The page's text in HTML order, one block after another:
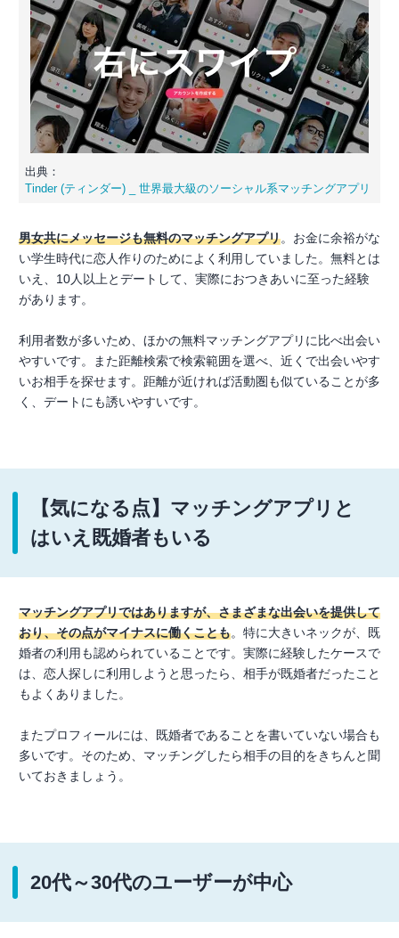
出典：
Tinder (ティンダー) _ 世界最大級のソーシャル系マッチングアプリ
男女共にメッセージも無料のマッチングアプリ。お金に余裕がな
い学生時代に恋人作りのためによく利用していました。無料とは
いえ、10人以上とデートして、実際におつきあいに至った経験
があります。
利用者数が多いため、ほかの無料マッチングアプリに比べ出会い
やすいです。また距離検索で検索範囲を選べ、近くで出会いやす
いお相手を探せます。距離が近ければ活動圏も似ていることが多
く、デートにも誘いやすいです。
【気になる点】マッチングアプリと
はいえ既婚者もいる
マッチングアプリではありますが、さまざまな出会いを提供して
おり、その点がマイナスに働くことも。特に大きいネックが、既
婚者の利用も認められていることです。実際に経験したケースで
は、恋人探しに利用しようと思ったら、相手が既婚者だったこと
もよくありました。
またプロフィールには、既婚者であることを書いていない場合も
多いです。そのため、マッチングしたら相手の目的をきちんと聞
いておきましょう。
20代～30代のユーザーが中心